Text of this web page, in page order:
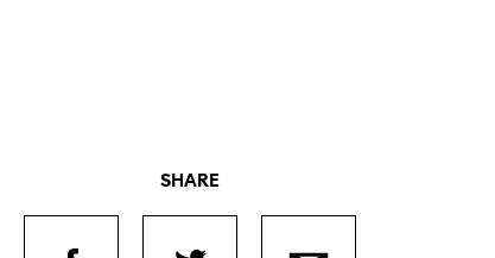
SHARE